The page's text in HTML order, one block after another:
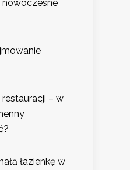
nowoczesne
– w
łazienkę w